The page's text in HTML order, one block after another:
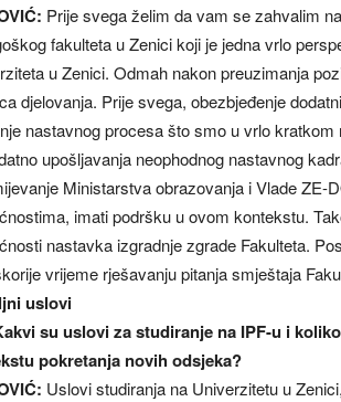
Prije svega želim da vam se zahvalim
fakulteta u Zenici koji je jedna vrlo
u Zenici. Odmah nakon preuzimanja
djelovanja. Prije svega, obezbjeđenje
nastavnog procesa što smo u vrlo
upošljavanja neophodnog nastavnog
Ministarstva obrazovanja i Vlade ZE-
imati podršku u ovom kontekstu.
nastavka izgradnje zgrade Fakulteta.
vrijeme rješavanju pitanja smještaja
uslovi
su uslovi za studiranje na IPF-u i
pokretanja novih odsjeka?
Uslovi studiranja na Univerzitetu u